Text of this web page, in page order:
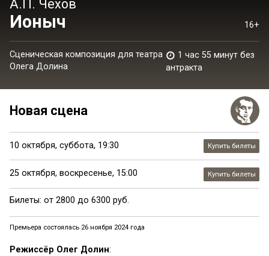
А.П. Чехов
Ионыч 16+
Сценическая композиция для театра
Олега Долина
1 час 55 минут без
антракта
Режиссёр Олег Долин:
Новая сцена
10 октября, суббота, 19:30 Купить билеты
25 октября, воскресенье, 15:00 Купить билеты
Билеты: от 2800 до 6300 руб.
Премьера состоялась 26 ноября 2024 года